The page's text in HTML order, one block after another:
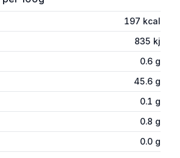
197 kcal
835 kj
0.6 g
45.6 g
0.1 g
0.8 g
0.0 g